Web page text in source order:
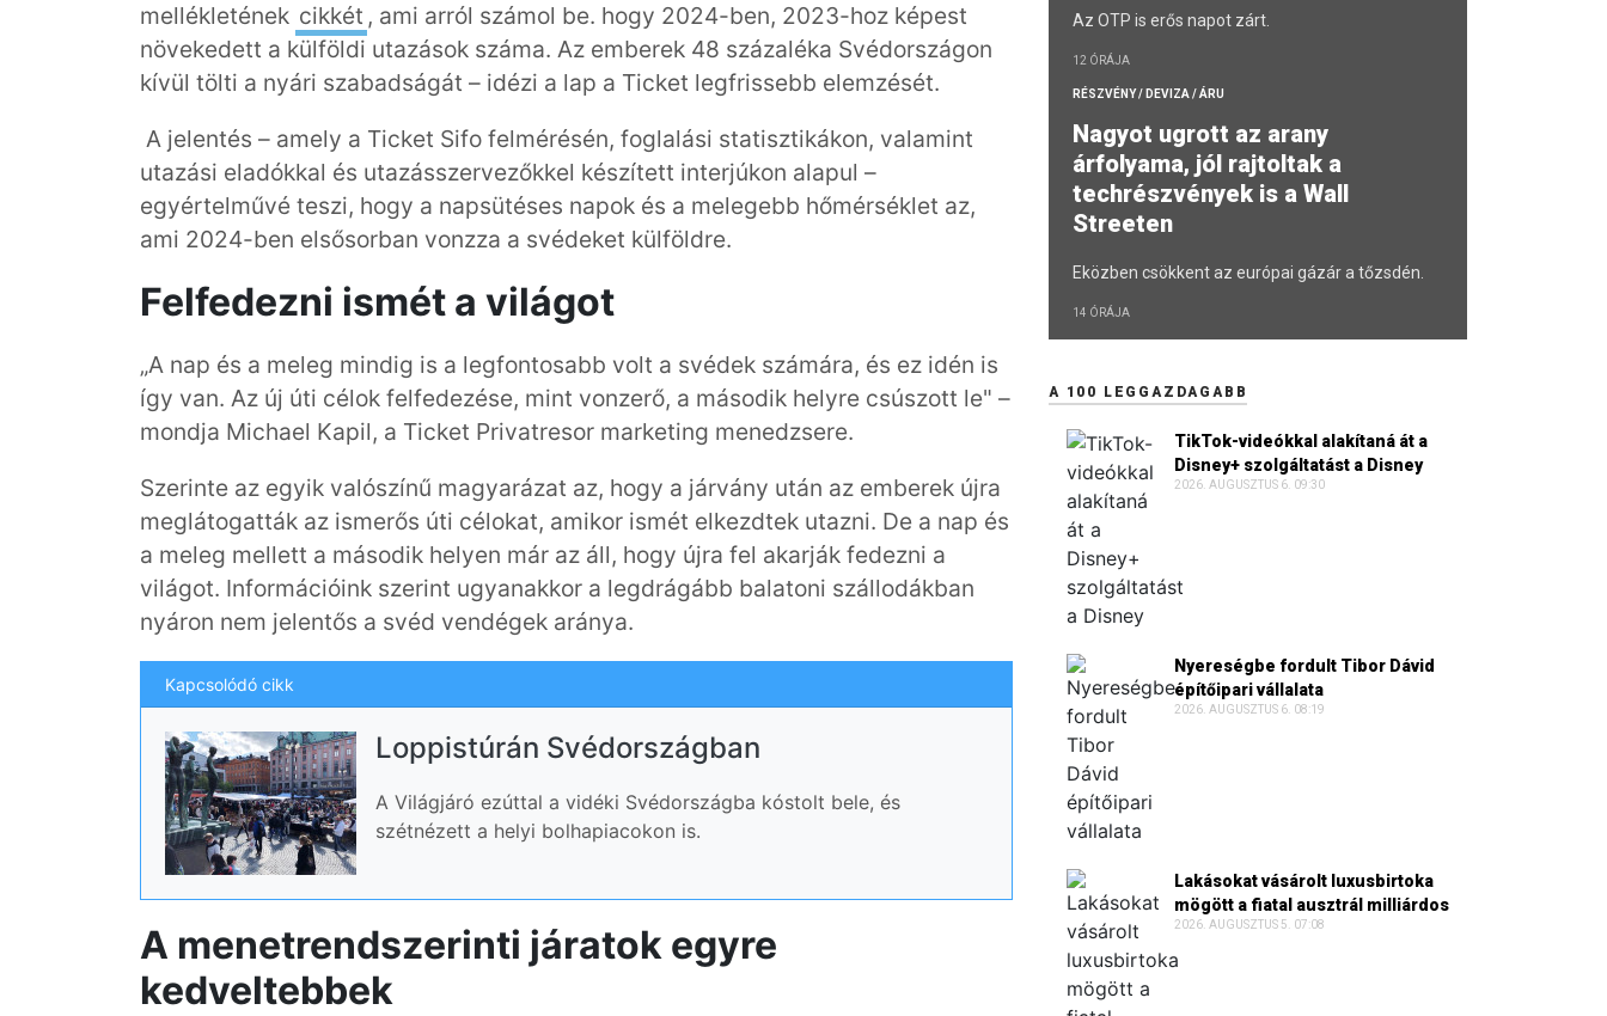
mellékletének cikkét , ami arról számol be. hogy 2024-ben, 2023-hoz képest
növekedett a külföldi utazások száma. Az emberek 48 százaléka Svédországon
kívül tölti a nyári szabadságát – idézi a lap a Ticket legfrissebb elemzését.
A jelentés – amely a Ticket Sifo felmérésén, foglalási statisztikákon, valamint
utazási eladókkal és utazásszervezőkkel készített interjúkon alapul –
egyértelművé teszi, hogy a napsütéses napok és a melegebb hőmérséklet az,
ami 2024-ben elsősorban vonzza a svédeket külföldre.
Felfedezni ismét a világot
„A nap és a meleg mindig is a legfontosabb volt a svédek számára, és ez idén is
így van. Az új úti célok felfedezése, mint vonzerő, a második helyre csúszott le" –
mondja Michael Kapil, a Ticket Privatresor marketing menedzsere.
Szerinte az egyik valószínű magyarázat az, hogy a járvány után az emberek újra
meglátogatták az ismerős úti célokat, amikor ismét elkezdtek utazni. De a nap és
a meleg mellett a második helyen már az áll, hogy újra fel akarják fedezni a
világot. Információink szerint ugyanakkor a legdrágább balatoni szállodákban
nyáron nem jelentős a svéd vendégek aránya.
Kapcsolódó cikk
Loppistúrán Svédországban
A Világjáró ezúttal a vidéki Svédországba kóstolt bele, és
szétnézett a helyi bolhapiacokon is.
A menetrendszerinti járatok egyre
kedveltebbek
Az OTP is erős napot zárt.
12 ÓRÁJA
RÉSZVÉNY / DEVIZA / ÁRU
Nagyot ugrott az arany
árfolyama, jól rajtoltak a
techrészvények is a Wall
Streeten
Eközben csökkent az európai gázár a tőzsdén.
14 ÓRÁJA
A 100 LEGGAZDAGABB
TikTok-videókkal alakítaná át a
Disney+ szolgáltatást a Disney
2026. AUGUSZTUS 6. 09:30
Nyereségbe fordult Tibor Dávid
építőipari vállalata
2026. AUGUSZTUS 6. 08:19
Lakásokat vásárolt luxusbirtoka
mögött a fiatal ausztrál milliárdos
2026. AUGUSZTUS 5. 07:08